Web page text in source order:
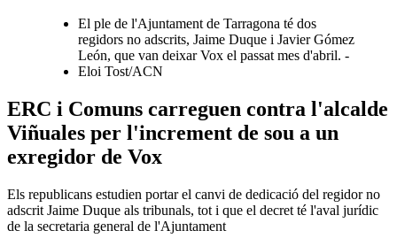
El ple de l'Ajuntament de Tarragona té dos
regidors no adscrits, Jaime Duque i Javier Gómez
León, que van deixar Vox el passat mes d'abril. -
Eloi Tost/ACN
ERC i Comuns carreguen contra l'alcalde
Viñuales per l'increment de sou a un
exregidor de Vox
Els republicans estudien portar el canvi de dedicació del regidor no
adscrit Jaime Duque als tribunals, tot i que el decret té l'aval jurídic
de la secretaria general de l'Ajuntament